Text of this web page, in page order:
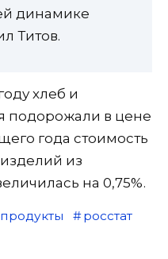
динамике
Титов.
хлеб и
подорожали в цене
года стоимость
из
на 0,75%.
продукты
росстат